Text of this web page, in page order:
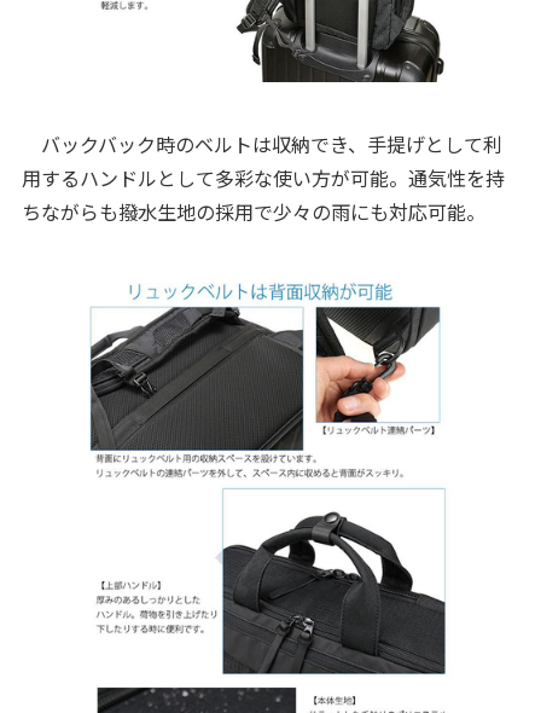
バックバック時のベルトは収納でき、手提げとして利
用するハンドルとして多彩な使い方が可能。通気性を持
ちながらも撥水生地の採用で少々の雨にも対応可能。